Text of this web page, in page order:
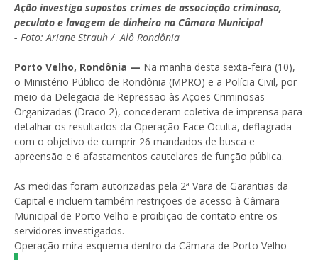
Ação investiga supostos crimes de associação criminosa,
peculato e lavagem de dinheiro na Câmara Municipal
- Foto:Ariane Strauh/ Alô Rondônia
Porto Velho, Rondônia — Na manhã desta sexta-feira (10),
o Ministério Público de Rondônia (MPRO) e a Polícia Civil, por
meio da Delegacia de Repressão às Ações Criminosas
Organizadas (Draco 2), concederam coletiva de imprensa para
detalhar os resultados da Operação Face Oculta, deflagrada
com o objetivo de cumprir 26 mandados de busca e
apreensão e 6 afastamentos cautelares de função pública.
As medidas foram autorizadas pela 2ª Vara de Garantias da
Capital e incluem também restrições de acesso à Câmara
Municipal de Porto Velho e proibição de contato entre os
servidores investigados.
Operação mira esquema dentro da Câmara de Porto Velho